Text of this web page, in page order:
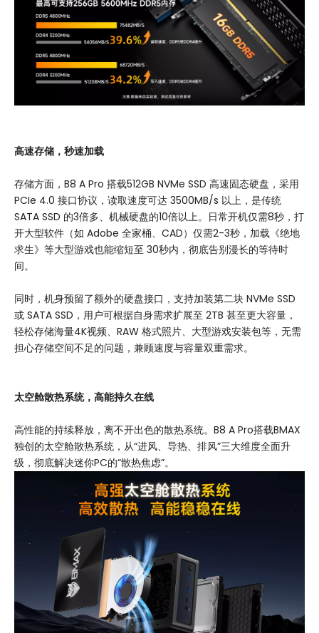
高速存储，秒速加载
存储方面，B8 A Pro 搭载512GB NVMe SSD 高速固态硬盘，采用
PCIe 4.0 接口协议，读取速度可达 3500MB/s 以上，是传统
SATA SSD 的3倍多、机械硬盘的10倍以上。日常开机仅需8秒，打
开大型软件（如 Adobe 全家桶、CAD）仅需2-3秒，加载《绝地
求生》等大型游戏也能缩短至 30秒内，彻底告别漫长的等待时
间。
同时，机身预留了额外的硬盘接口，支持加装第二块 NVMe SSD
或 SATA SSD，用户可根据自身需求扩展至 2TB 甚至更大容量，
轻松存储海量4K视频、RAW 格式照片、大型游戏安装包等，无需
担心存储空间不足的问题，兼顾速度与容量双重需求。
太空舱散热系统，高能持久在线
高性能的持续释放，离不开出色的散热系统。B8 A Pro搭载BMAX
独创的太空舱散热系统，从“进风、导热、排风”三大维度全面升
级，彻底解决迷你PC的“散热焦虑”。